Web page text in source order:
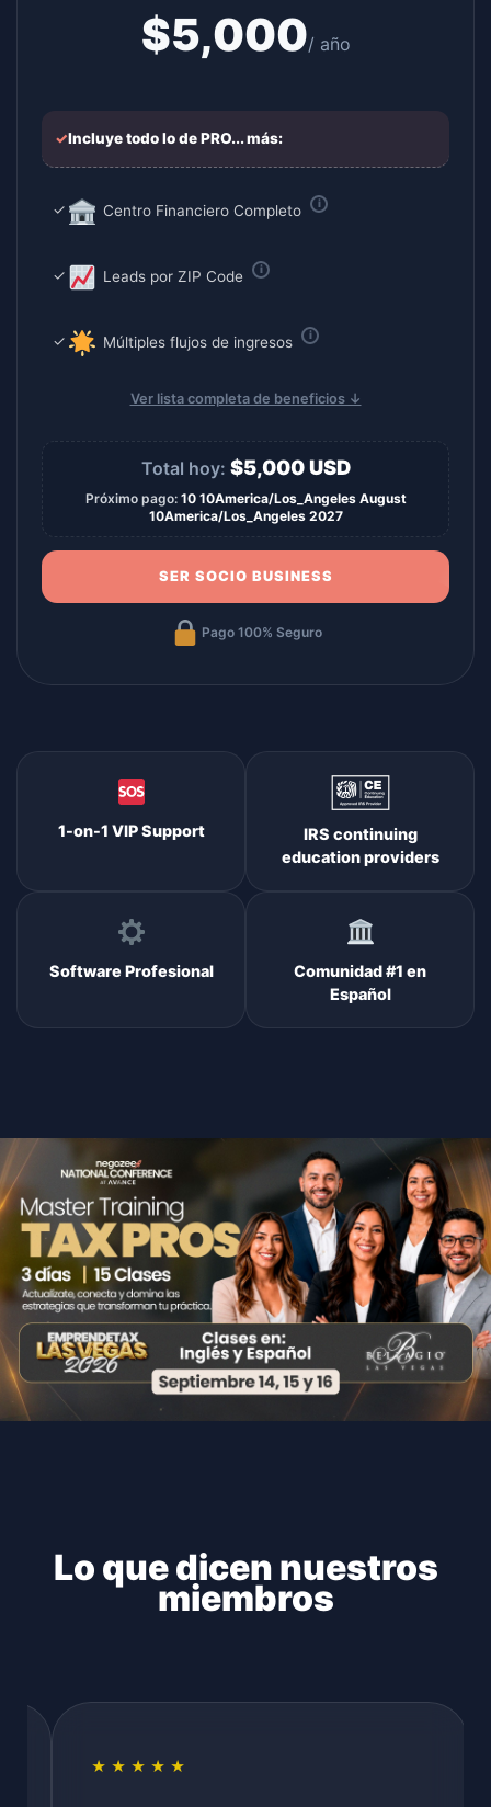
$5,000/ año
✓Incluye todo lo de PRO... más:
✓ Centro Financiero Completo
✓ Leads por ZIP Code
✓ Múltiples flujos de ingresos
Ver lista completa de beneficios ↓
Total hoy: $5,000USD
Próximo pago: 10 10America/Los_Angeles August
10America/Los_Angeles 2027
SER SOCIO BUSINESS
Pago 100% Seguro
1-on-1 VIP Support
IRS continuing
education providers
Software Profesional
Comunidad #1 en
Español
Lo que dicen nuestros
miembros
★★★★★